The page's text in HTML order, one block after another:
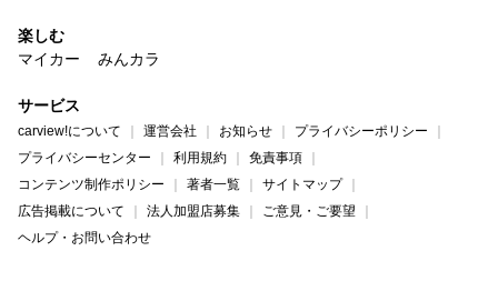
楽しむ
マイカー
みんカラ
サービス
carview!について 運営会社 お知らせ
プライバシーポリシー
プライバシーセンター
利用規約
免責事項
コンテンツ制作ポリシー
著者一覧
サイトマップ
広告掲載について
法人加盟店募集
ご意見・ご要望
ヘルプ・お問い合わせ